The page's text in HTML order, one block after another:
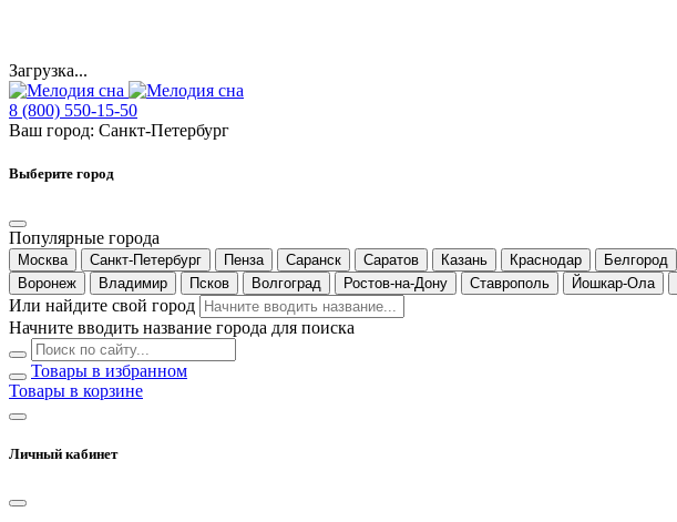
Загрузка...
8 (800) 550-15-50
Ваш город: Санкт-Петербург
Выберите город
Популярные города
Москва Санкт-Петербург Пенза Саранск Саратов Казань Краснодар Белгород
Воронеж
Владимир Псков Волгоград Ростов-на-Дону Ставрополь Йошкар-Ола
Или найдите свой город
Начните вводить название города для поиска
Товары в избранном
Товары в корзине
Личный кабинет